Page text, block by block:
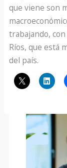
que viene son
trabajando,
Ríos, que está
del país.